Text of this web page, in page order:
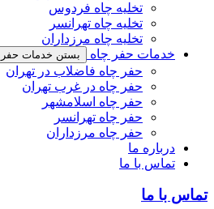
تخلیه چاه فردوس
تخلیه چاه تهرانسر
تخلیه چاه مرزداران
خدمات حفر چاه
بستن خدمات حفر
حفر چاه فاضلاب در تهران
حفر چاه در غرب تهران
حفر چاه اسلامشهر
حفر چاه تهرانسر
حفر چاه مرزداران
درباره ما
تماس با ما
تماس با ما